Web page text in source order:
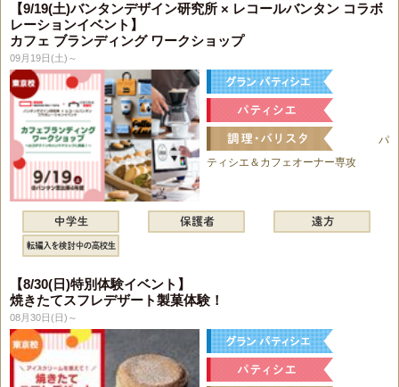
【9/19(土)バンタンデザイン研究所 × レコールバンタン コラボ
レーションイベント】
カフェ ブランディング ワークショップ
09月19日(土)～
パ
ティシエ＆カフェオーナー専攻
【8/30(日)特別体験イベント】
焼きたてスフレデザート製菓体験！
08月30日(日)～